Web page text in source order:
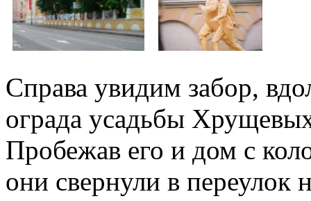
Справа увидим забор,
ограда усадьбы
Пробежав его и дом с
они свернули в переулок